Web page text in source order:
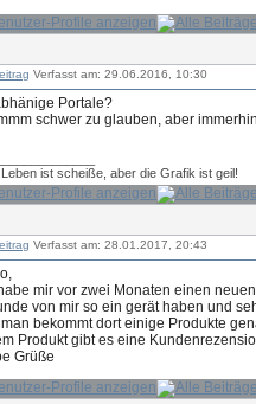
Verfasst am: 29.06.2016, 10:30
Portale?
schwer zu glauben, aber
ist scheiße, aber die Grafik ist geil!
Verfasst am: 28.01.2017, 20:43
mir vor zwei Monaten einen
von mir so ein gerät haben und
bekommt dort einige Produkte
Produkt gibt es eine
Grüße